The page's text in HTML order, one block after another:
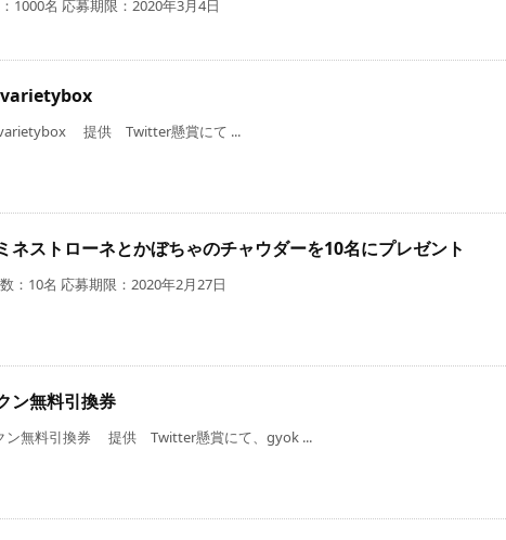
1000名 応募期限：2020年3月4日
varietybox
提供 Twitter懸賞にて ...
ネストローネとかぼちゃのチャウダーを10名にプレゼント
：10名 応募期限：2020年2月27日
ン無料引換券
ン無料引換券 提供 Twitter懸賞にて、gyok ...